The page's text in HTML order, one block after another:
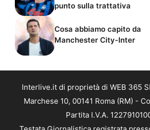
punto sulla trattativa
Cosa abbiamo capito da
Manchester City-Inter
Interlive.it di proprietà di WEB 365
Marchese 10, 00141 Roma (RM) -
Partita I.V.A.